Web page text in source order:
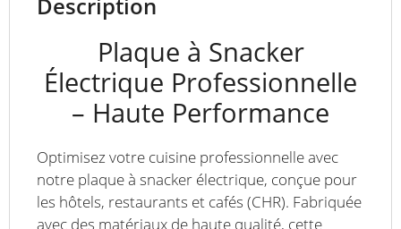
Plaque à Snacker
Électrique Professionnelle
– Haute Performance
Optimisez votre cuisine professionnelle avec
notre plaque à snacker électrique, conçue pour
les hôtels, restaurants et cafés (CHR). Fabriquée
avec des matériaux de haute qualité, cette